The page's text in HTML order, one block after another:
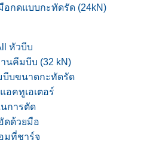
อกดแบบกะทัดรัด (24kN)
หัวบีบ
นคีมบีบ (32 kN)
บขนาดกะทัดรัด
อคทูเอเตอร์
การตัด
ดด้วยมือ
มที่ชาร์จ